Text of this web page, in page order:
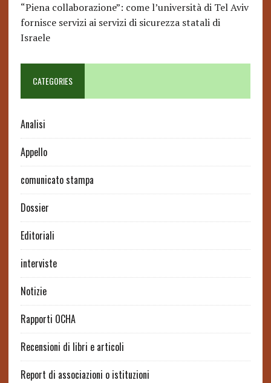
“Piena collaborazione”: come l’università di Tel Aviv
fornisce servizi ai servizi di sicurezza statali di
Israele
CATEGORIES
Analisi
Appello
comunicato stampa
Dossier
Editoriali
interviste
Notizie
Rapporti OCHA
Recensioni di libri e articoli
Report di associazioni o istituzioni